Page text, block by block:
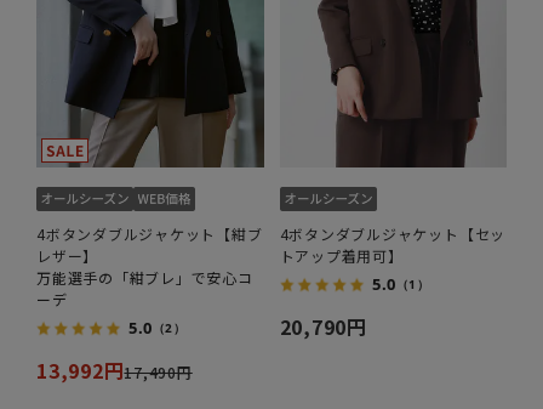
4ボタンダブルジャケット【紺ブ
レザー】
万能選手の「紺ブレ」で安心コ
ーデ
5.0 （2）
13,992円17,490円
4ボタンダブルジャケット【セッ
トアップ着用可】
5.0 （1）
20,790円